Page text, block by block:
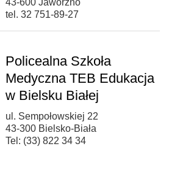
tel. 32 751-89-27
Policealna Szkoła
Medyczna TEB Edukacja
w Bielsku Białej
ul. Sempołowskiej 22
43-300 Bielsko-Biała
Tel: (33) 822 34 34